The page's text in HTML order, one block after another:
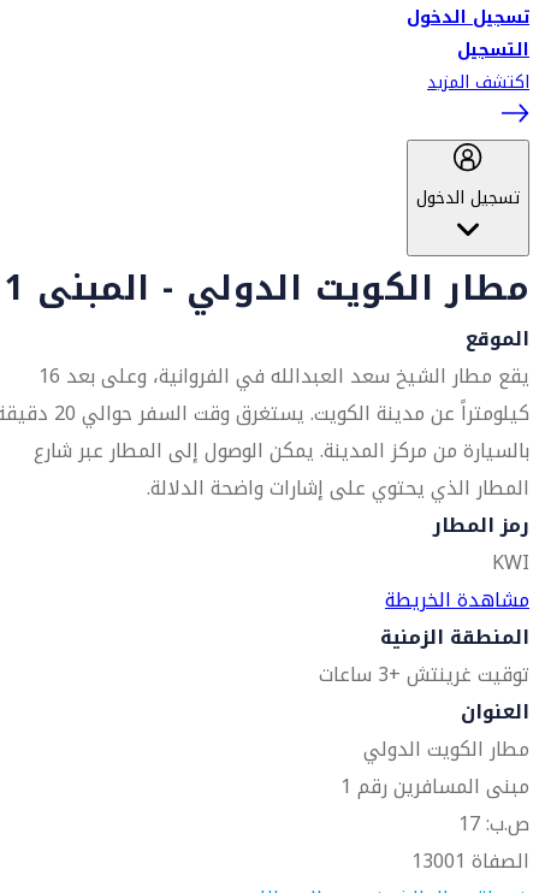
تسجيل الدخول
التسجيل
اكتشف المزيد
تسجيل الدخول
مطار الكويت الدولي - المبنى 1
الموقع
يقع مطار الشيخ سعد العبدالله في الفروانية، وعلى بعد 16
كيلومتراً عن مدينة الكويت. يستغرق وقت السفر
بالسيارة من مركز المدينة. يمكن الوصول إلى المطار عبر شارع
المطار الذي يحتوي على إشارات واضحة الدلالة.
رمز المطار
KWI
مشاهدة الخريطة
المنطقة الزمنية
توقيت غرينتش +3 ساعات
العنوان
مطار الكويت الدولي
مبنى المسافرين رقم 1
ص.ب: 17
الصفاة 13001